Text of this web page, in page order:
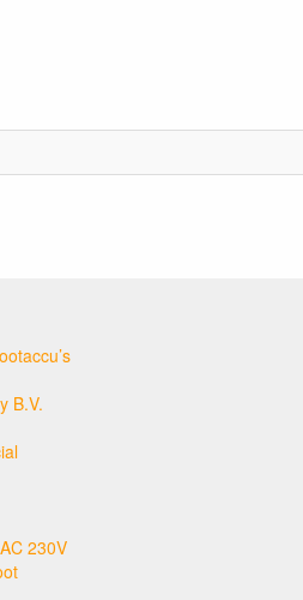
B.V.
230V